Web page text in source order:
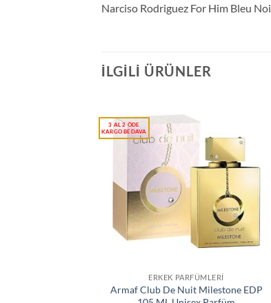
Narciso Rodriguez For Him Bleu
İLGILI ÜRÜNLER
ERKEK PARFÜMLERI
Armaf Club De Nuit Milestone EDP